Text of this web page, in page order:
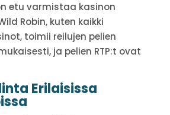
etu varmistaa kasinon
Robin, kuten kaikki
toimii reilujen pelien
ja pelien RTP:t ovat
Erilaisissa